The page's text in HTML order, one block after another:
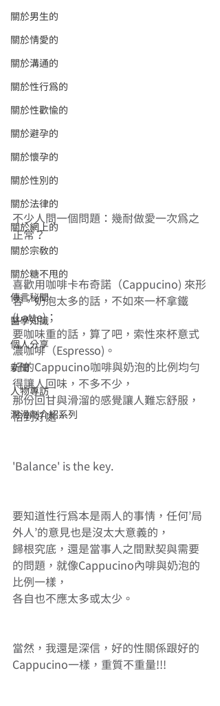
關於男生的
關於情愛的
關於溝通的
關於性行為的
關於性歡愉的
關於避孕的
關於懷孕的
關於性別的
關於法律的
關於網上的
關於宗教的
關於糖不甩的
傳言秘聞
醫學知識
個人分享
新聞
人物專訪
潤滑劑介紹系列
不少人問一個問題：幾耐做愛一次為之
正常？
喜歡用咖啡卡布奇諾（Cappucino) 來形
容，奶泡太多的話，不如來一杯拿鐵
(Latte)；
要咖味重的話，算了吧，索性來杯意式
濃咖啡（Espresso)。
好的Cappucino咖啡與奶泡的比例均勻
得讓人回味，不多不少，
那份回甘與滑溜的感覺讓人難忘舒服，
恰到好處。
'Balance' is the key.
要知道性行為本是兩人的事情，任何’局
外人’的意見也是沒太大意義的，
歸根究底，還是當事人之間默契與需要
的問題，就像Cappucino內啡與奶泡的
比例一樣，
各自也不應太多或太少。
當然，我還是深信，好的性關係跟好的
Cappucino一樣，重質不重量!!!